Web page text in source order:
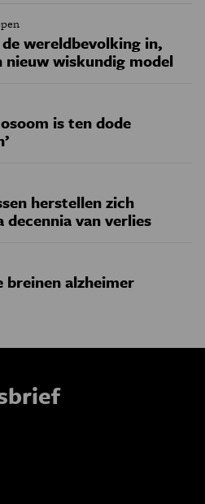
wereldbevolking in,
nieuw wiskundig model
is ten dode
herstellen zich
decennia van verlies
breinen alzheimer